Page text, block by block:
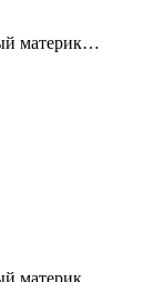
материк…
материк…